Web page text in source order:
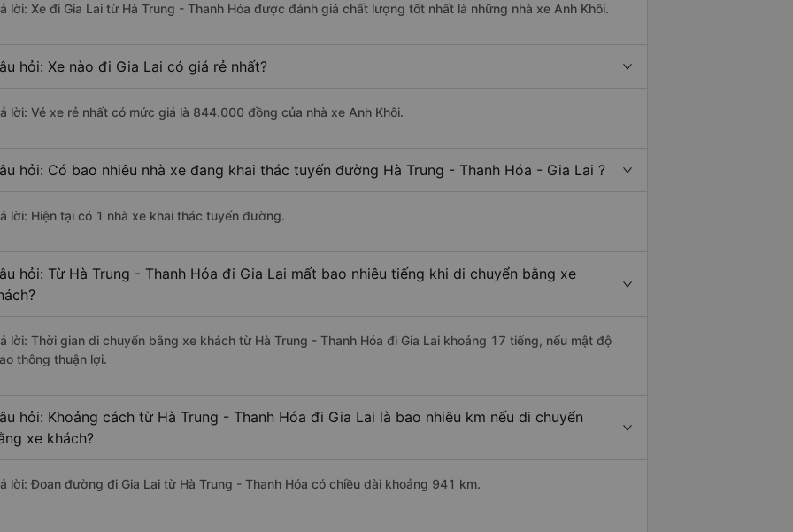
lời: Xe đi Gia Lai từ Hà Trung - Thanh Hóa được đánh giá chất lượng tốt nhất là những nhà xe Anh Khôi.
hỏi: Xe nào đi Gia Lai có giá rẻ nhất?
lời: Vé xe rẻ nhất có mức giá là 844.000 đồng của nhà xe Anh Khôi.
hỏi: Có bao nhiêu nhà xe đang khai thác tuyến đường Hà Trung - Thanh Hóa - Gia Lai ?
lời: Hiện tại có 1 nhà xe khai thác tuyến đường.
hỏi: Từ Hà Trung - Thanh Hóa đi Gia Lai mất bao nhiêu tiếng khi di chuyển bằng xe
lời: Thời gian di chuyển bằng xe khách từ Hà Trung - Thanh Hóa đi Gia Lai khoảng 17 tiếng, nếu mật độ
thông thuận lợi.
hỏi: Khoảng cách từ Hà Trung - Thanh Hóa đi Gia Lai là bao nhiêu km nếu di chuyển
xe khách?
lời: Đoạn đường đi Gia Lai từ Hà Trung - Thanh Hóa có chiều dài khoảng 941 km.